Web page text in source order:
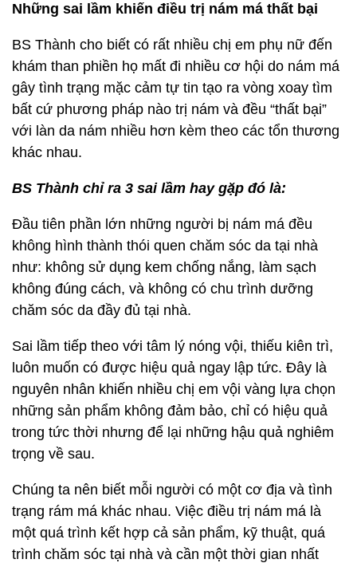
Những sai lầm khiến điều trị nám má thất bại
BS Thành cho biết có rất nhiều chị em phụ nữ đến
khám than phiền họ mất đi nhiều cơ hội do nám má
gây tình trạng mặc cảm tự tin tạo ra vòng xoay tìm
bất cứ phương pháp nào trị nám và đều “thất bại”
với làn da nám nhiều hơn kèm theo các tổn thương
khác nhau.
BS Thành chỉ ra 3 sai lầm hay gặp đó là:
Đầu tiên phần lớn những người bị nám má đều
không hình thành thói quen chăm sóc da tại nhà
như: không sử dụng kem chống nắng, làm sạch
không đúng cách, và không có chu trình dưỡng
chăm sóc da đầy đủ tại nhà.
Sai lầm tiếp theo với tâm lý nóng vội, thiếu kiên trì,
luôn muốn có được hiệu quả ngay lập tức. Đây là
nguyên nhân khiến nhiều chị em vội vàng lựa chọn
những sản phẩm không đảm bảo, chỉ có hiệu quả
trong tức thời nhưng để lại những hậu quả nghiêm
trọng về sau.
Chúng ta nên biết mỗi người có một cơ địa và tình
trạng rám má khác nhau. Việc điều trị nám má là
một quá trình kết hợp cả sản phẩm, kỹ thuật, quá
trình chăm sóc tại nhà và cần một thời gian nhất